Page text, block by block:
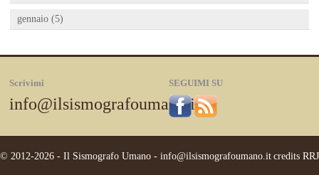
gennaio (5)
Scrivimi
info@ilsismografoumano.it
SEGUIMI SU
© 2012-2026 - Il Sismografo Umano - info@ilsismografoumano.itcredits RRJ